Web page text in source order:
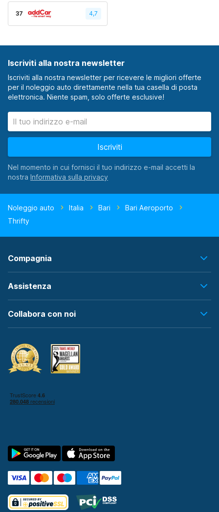
37 4,7
Iscriviti alla nostra newsletter
Iscriviti alla nostra newsletter per ricevere le migliori offerte
per il noleggio auto direttamente nella tua casella di posta
elettronica. Niente spam, solo offerte esclusive!
Iscriviti
Nel momento in cui fornisci il tuo indirizzo e-mail accetti la
nostra
Noleggio auto Italia Bari
Bari Aeroporto
Thrifty
Compagnia
Assistenza
Collabora con noi